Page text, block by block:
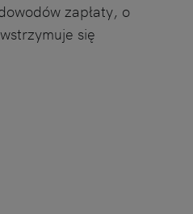
zapłaty, o
się